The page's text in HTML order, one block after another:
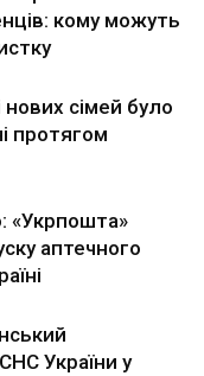
кому можуть
сімей було
протягом
«Укрпошта»
аптечного
України у